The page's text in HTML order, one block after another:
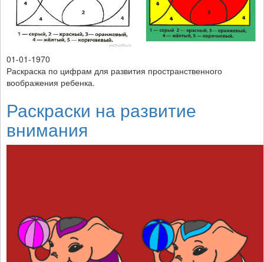
01-01-1970
Раскраска по цифрам для развития пространственного
воображения ребенка.
Раскраски на развитие
внимания